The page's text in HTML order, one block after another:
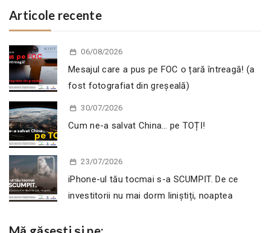
Articole recente
06/08/2026
Mesajul care a pus pe FOC o țară întreagă! (a
fost fotografiat din greșeală)
30/07/2026
Cum ne-a salvat China… pe TOȚI!
23/07/2026
iPhone-ul tău tocmai s-a SCUMPIT. De ce
investitorii nu mai dorm liniștiți, noaptea